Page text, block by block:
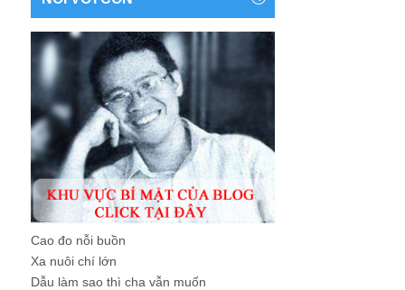
Cao đo nỗi buồn
Xa nuôi chí lớn
Dẫu làm sao thì cha vẫn muốn